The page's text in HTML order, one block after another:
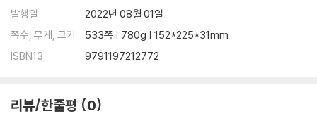
36(36:1-12) 447
인자하심이 어찌 그리 보배로우신지요
37(37:1-40) 458
돕는 일을 서두르소서
발행일
2022년 08월 01일
쪽수, 무게, 크기
533쪽 | 780g | 152*225*31mm
ISBN13
9791197212772
리뷰/한줄평 0